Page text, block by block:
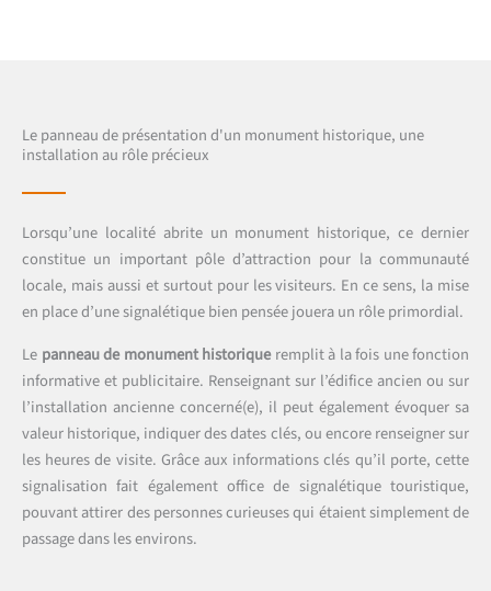
Le panneau de présentation d'un monument historique, une
installation au rôle précieux
Lorsqu’une localité abrite un monument historique, ce dernier
constitue un important pôle d’attraction pour la communauté
locale, mais aussi et surtout pour les visiteurs. En ce sens, la mise
en place d’une signalétique bien pensée jouera un rôle primordial.
Le panneau de monument historiqueremplit à la fois une fonction
informative et publicitaire. Renseignant sur l’édifice ancien ou sur
l’installation ancienne concerné(e), il peut également évoquer sa
valeur historique, indiquer des dates clés, ou encore renseigner sur
les heures de visite. Grâce aux informations clés qu’il porte, cette
signalisation fait également office de signalétique touristique,
pouvant attirer des personnes curieuses qui étaient simplement de
passage dans les environs.